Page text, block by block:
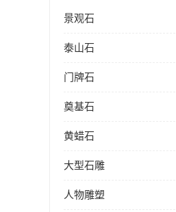
景观石
泰山石
门牌石
奠基石
黄蜡石
大型石雕
人物雕塑